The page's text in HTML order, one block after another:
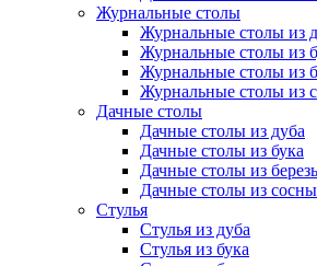
Журнальные столы
Журнальные столы из
Журнальные столы из
Журнальные столы из
Журнальные столы из
Дачные столы
Дачные столы из дуба
Дачные столы из бука
Дачные столы из
Дачные столы из сосны
Стулья
Стулья из дуба
Стулья из бука